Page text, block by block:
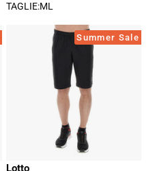
TAGLIE:ML
Shorts
Lotto
Uomo
Nero
Summer Sale
Lotto